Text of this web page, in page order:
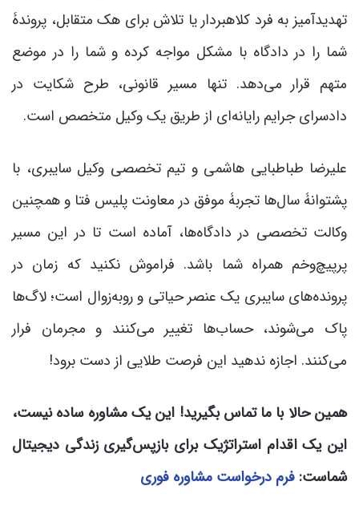
تهدیدآمیز به فرد کلاهبردار یا تلاش برای هک متقابل، پروندۀ
شما را در دادگاه با مشکل مواجه کرده و شما را در موضع
متهم قرار می‌دهد. تنها مسیر قانونی، طرح شکایت در
دادسرای جرایم رایانه‌ای از طریق یک وکیل متخصص است.
علیرضا طباطبایی هاشمی و تیم تخصصی وکیل سایبری، با
پشتوانۀ سال‌ها تجربۀ موفق در معاونت پلیس فتا و همچنین
وکالت تخصصی در دادگاه‌ها، آماده است تا در این مسیر
پرپیچ‌و‌خم همراه شما باشد. فراموش نکنید که زمان در
پرونده‌های سایبری یک عنصر حیاتی و روبه‌زوال است؛ لاگ‌ها
پاک می‌شوند، حساب‌ها تغییر می‌کنند و مجرمان فرار
می‌کنند. اجازه ندهید این فرصت طلایی از دست برود!
همین حالا با ما تماس بگیرید! این یک مشاورۀ ساده نیست،
این یک اقدام استراتژیک برای بازپس‌گیری زندگی دیجیتال
شماست: فرم درخواست مشاوره فوری